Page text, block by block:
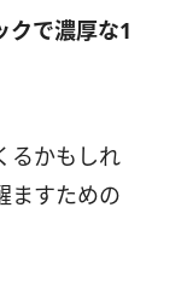
クで濃厚な1
るかもしれ
ますための